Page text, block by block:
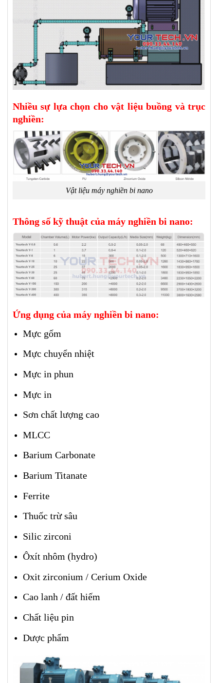
Nhiều sự lựa chọn cho vật liệu buồng và trục
nghiền:
Vật liệu máy nghiền bi nano
Thông số kỹ thuật của máy nghiền bi nano:
Ứng dụng của máy nghiền bi nano:
Mực gốm
Mực chuyển nhiệt
Mực in phun
Mực in
Sơn chất lượng cao
MLCC
Barium Carbonate
Barium Titanate
Ferrite
Thuốc trừ sâu
Silic zirconi
Ôxít nhôm (hydro)
Oxit zirconium / Cerium Oxide
Cao lanh / đất hiếm
Chất liệu pin
Dược phẩm